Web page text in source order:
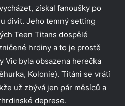
získal fanoušky po
divit. Jeho temný setting
Teen Titans dospělé
hrdiny a to je prostě
Vic byla obsazena herečka
Kolonie). Titáni se vrátí
už zbývá jen pár měsíců a
deprese.